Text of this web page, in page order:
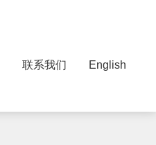
联系我们 English